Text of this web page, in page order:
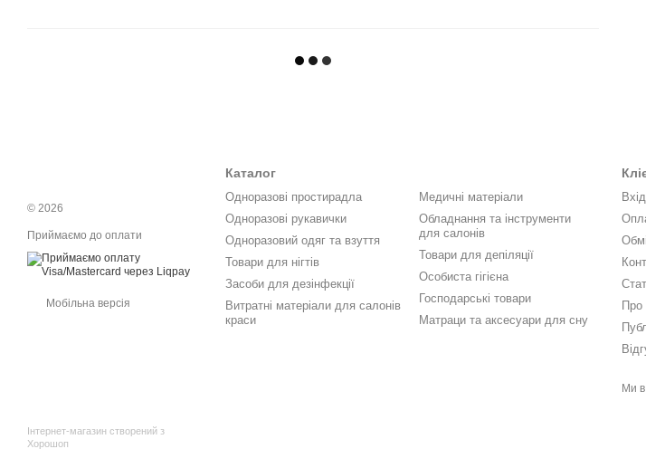
© 2026
Приймаємо до оплати
Мобільна версія
Інтернет-магазин створений з
Хорошоп
Каталог
Одноразові простирадла
Одноразові рукавички
Одноразовий одяг та взуття
Товари для нігтів
Засоби для дезінфекції
Витратні матеріали для салонів
краси
Медичні матеріали
Обладнання та інструменти
для салонів
Товари для депіляції
Особиста гігієна
Господарські товари
Матраци та аксесуари для сну
Про
Ми